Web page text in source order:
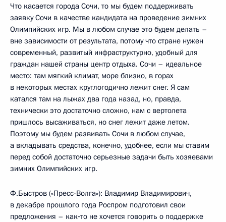
Что касается города Сочи, то мы будем поддерживать
заявку Сочи в качестве кандидата на проведение зимних
Олимпийских игр. Мы в любом случае это будем делать –
вне зависимости от результата, потому что стране нужен
современный, развитый инфраструктурно, удобный для
граждан нашей страны центр отдыха. Сочи – идеальное
место: там мягкий климат, море близко, в горах
в некоторых местах круглогодично лежит снег. Я сам
катался там на лыжах два года назад, но, правда,
технически это достаточно сложно, нам с вертолета
пришлось высаживаться, но снег лежит даже летом.
Поэтому мы будем развивать Сочи в любом случае,
а вкладывать средства, конечно, удобнее, если мы ставим
перед собой достаточно серьезные задачи быть хозяевами
зимних Олимпийских игр.
Ф.Быстров («Пресс-Волга»): Владимир Владимирович,
в декабре прошлого года Роспром подготовил свои
предложения – как‑то не хочется говорить о поддержке